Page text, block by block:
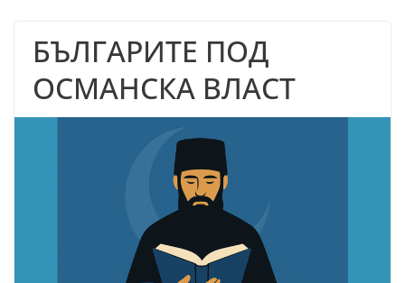
БЪЛГАРИТЕ ПОД
ОСМАНСКА ВЛАСТ